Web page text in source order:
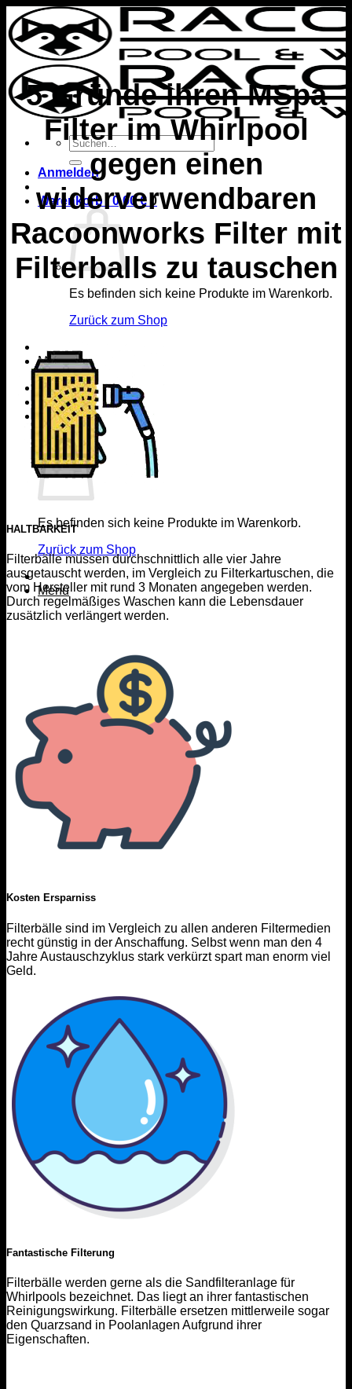
Zum
Inhalt
springen
Suchen
nach:
Anmelden
Warenkorb /0,00€ 0
Es befinden sich keine Produkte im Warenkorb.
Zurück zum Shop
Menü
Warenkorb
Es befinden sich keine Produkte im Warenkorb.
Zurück zum Shop
Menü
5 Gründe ihren MSpa
Filter im Whirlpool
gegen einen
widerverwendbaren
Racoonworks Filter mit
Filterballs zu tauschen
HALTBARKEIT
Filterbälle müssen durchschnittlich alle vier Jahre
ausgetauscht werden, im Vergleich zu Filterkartuschen, die
vom Hersteller mit rund 3 Monaten angegeben werden.
Durch regelmäßiges Waschen kann die Lebensdauer
zusätzlich verlängert werden.
Kosten Ersparniss
Filterbälle sind im Vergleich zu allen anderen Filtermedien
recht günstig in der Anschaffung. Selbst wenn man den 4
Jahre Austauschzyklus stark verkürzt spart man enorm viel
Geld.
Fantastische Filterung
Filterbälle werden gerne als die Sandfilteranlage für
Whirlpools bezeichnet. Das liegt an ihrer fantastischen
Reinigungswirkung. Filterbälle ersetzen mittlerweile sogar
den Quarzsand in Poolanlagen Aufgrund ihrer
Eigenschaften.